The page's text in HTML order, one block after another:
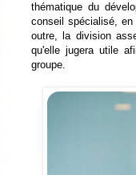
thématique du
conseil spécialisé,
outre, la division
qu'elle jugera utile
groupe.